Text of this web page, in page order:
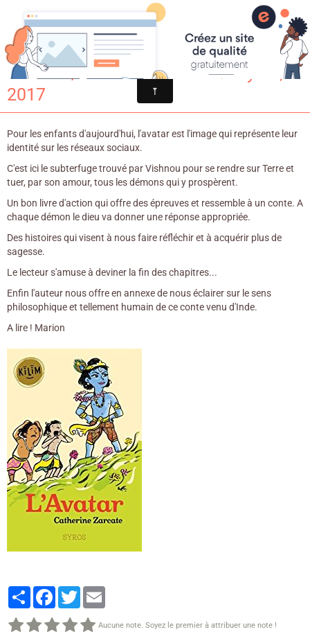
Croqu'livre
L’avatar / Catherine Zarcate. - Syros,
2017
Pour les enfants d'aujourd'hui, l'avatar est l'image qui représente leur
identité sur les réseaux sociaux.
C'est ici le subterfuge trouvé par Vishnou pour se rendre sur Terre et
tuer, par son amour, tous les démons qui y prospèrent.
Un bon livre d'action qui offre des épreuves et ressemble à un conte. A
chaque démon le dieu va donner une réponse appropriée.
Des histoires qui visent à nous faire réfléchir et à acquérir plus de
sagesse.
Le lecteur s'amuse à deviner la fin des chapitres...
Enfin l'auteur nous offre en annexe de nous éclairer sur le sens
philosophique et tellement humain de ce conte venu d'Inde.
A lire ! Marion
PartagerFacebook
Twitter
Aucune note. Soyez le premier à attribuer une note !